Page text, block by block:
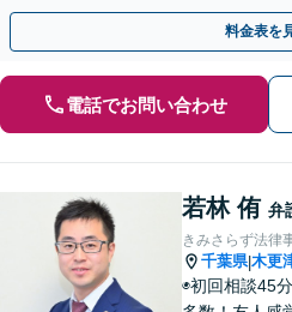
倫相談は初回0円】【全国対応】
料金表を
電話でお問い合わせ
若林 侑 弁
きみさらず法律
千葉県|木更
◉初回相談45